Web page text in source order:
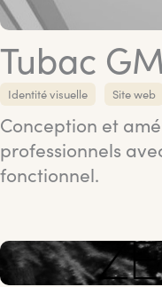
Tubac GM
Identité visuelle Site web
Conception et
professionnels
fonctionnel.